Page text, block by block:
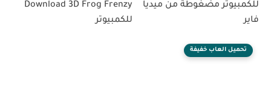
للكمبيوتر مضغوطة من ميديا
فاير
Download 3D Frog Frenzy
للكمبيوتر
تحميل العاب خفيفة